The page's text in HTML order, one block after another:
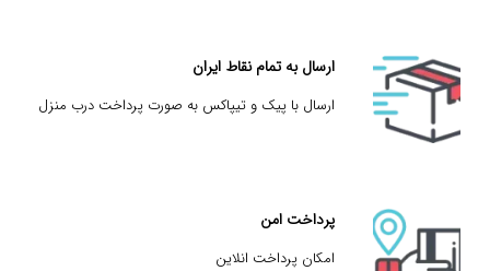
ارسال به تمام نقاط ایران
ارسال با پیک و تیپاکس به صورت پرداخت درب منزل
پرداخت امن
امکان پرداخت انلاین